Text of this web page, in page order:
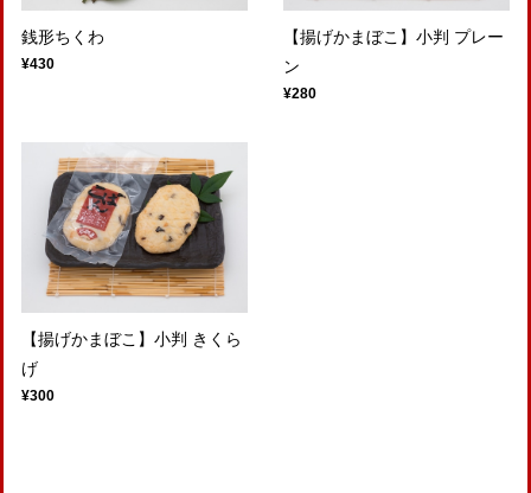
銭形ちくわ
¥430
【揚げかまぼこ】小判 プレー
ン
¥280
【揚げかまぼこ】小判 きくら
げ
¥300